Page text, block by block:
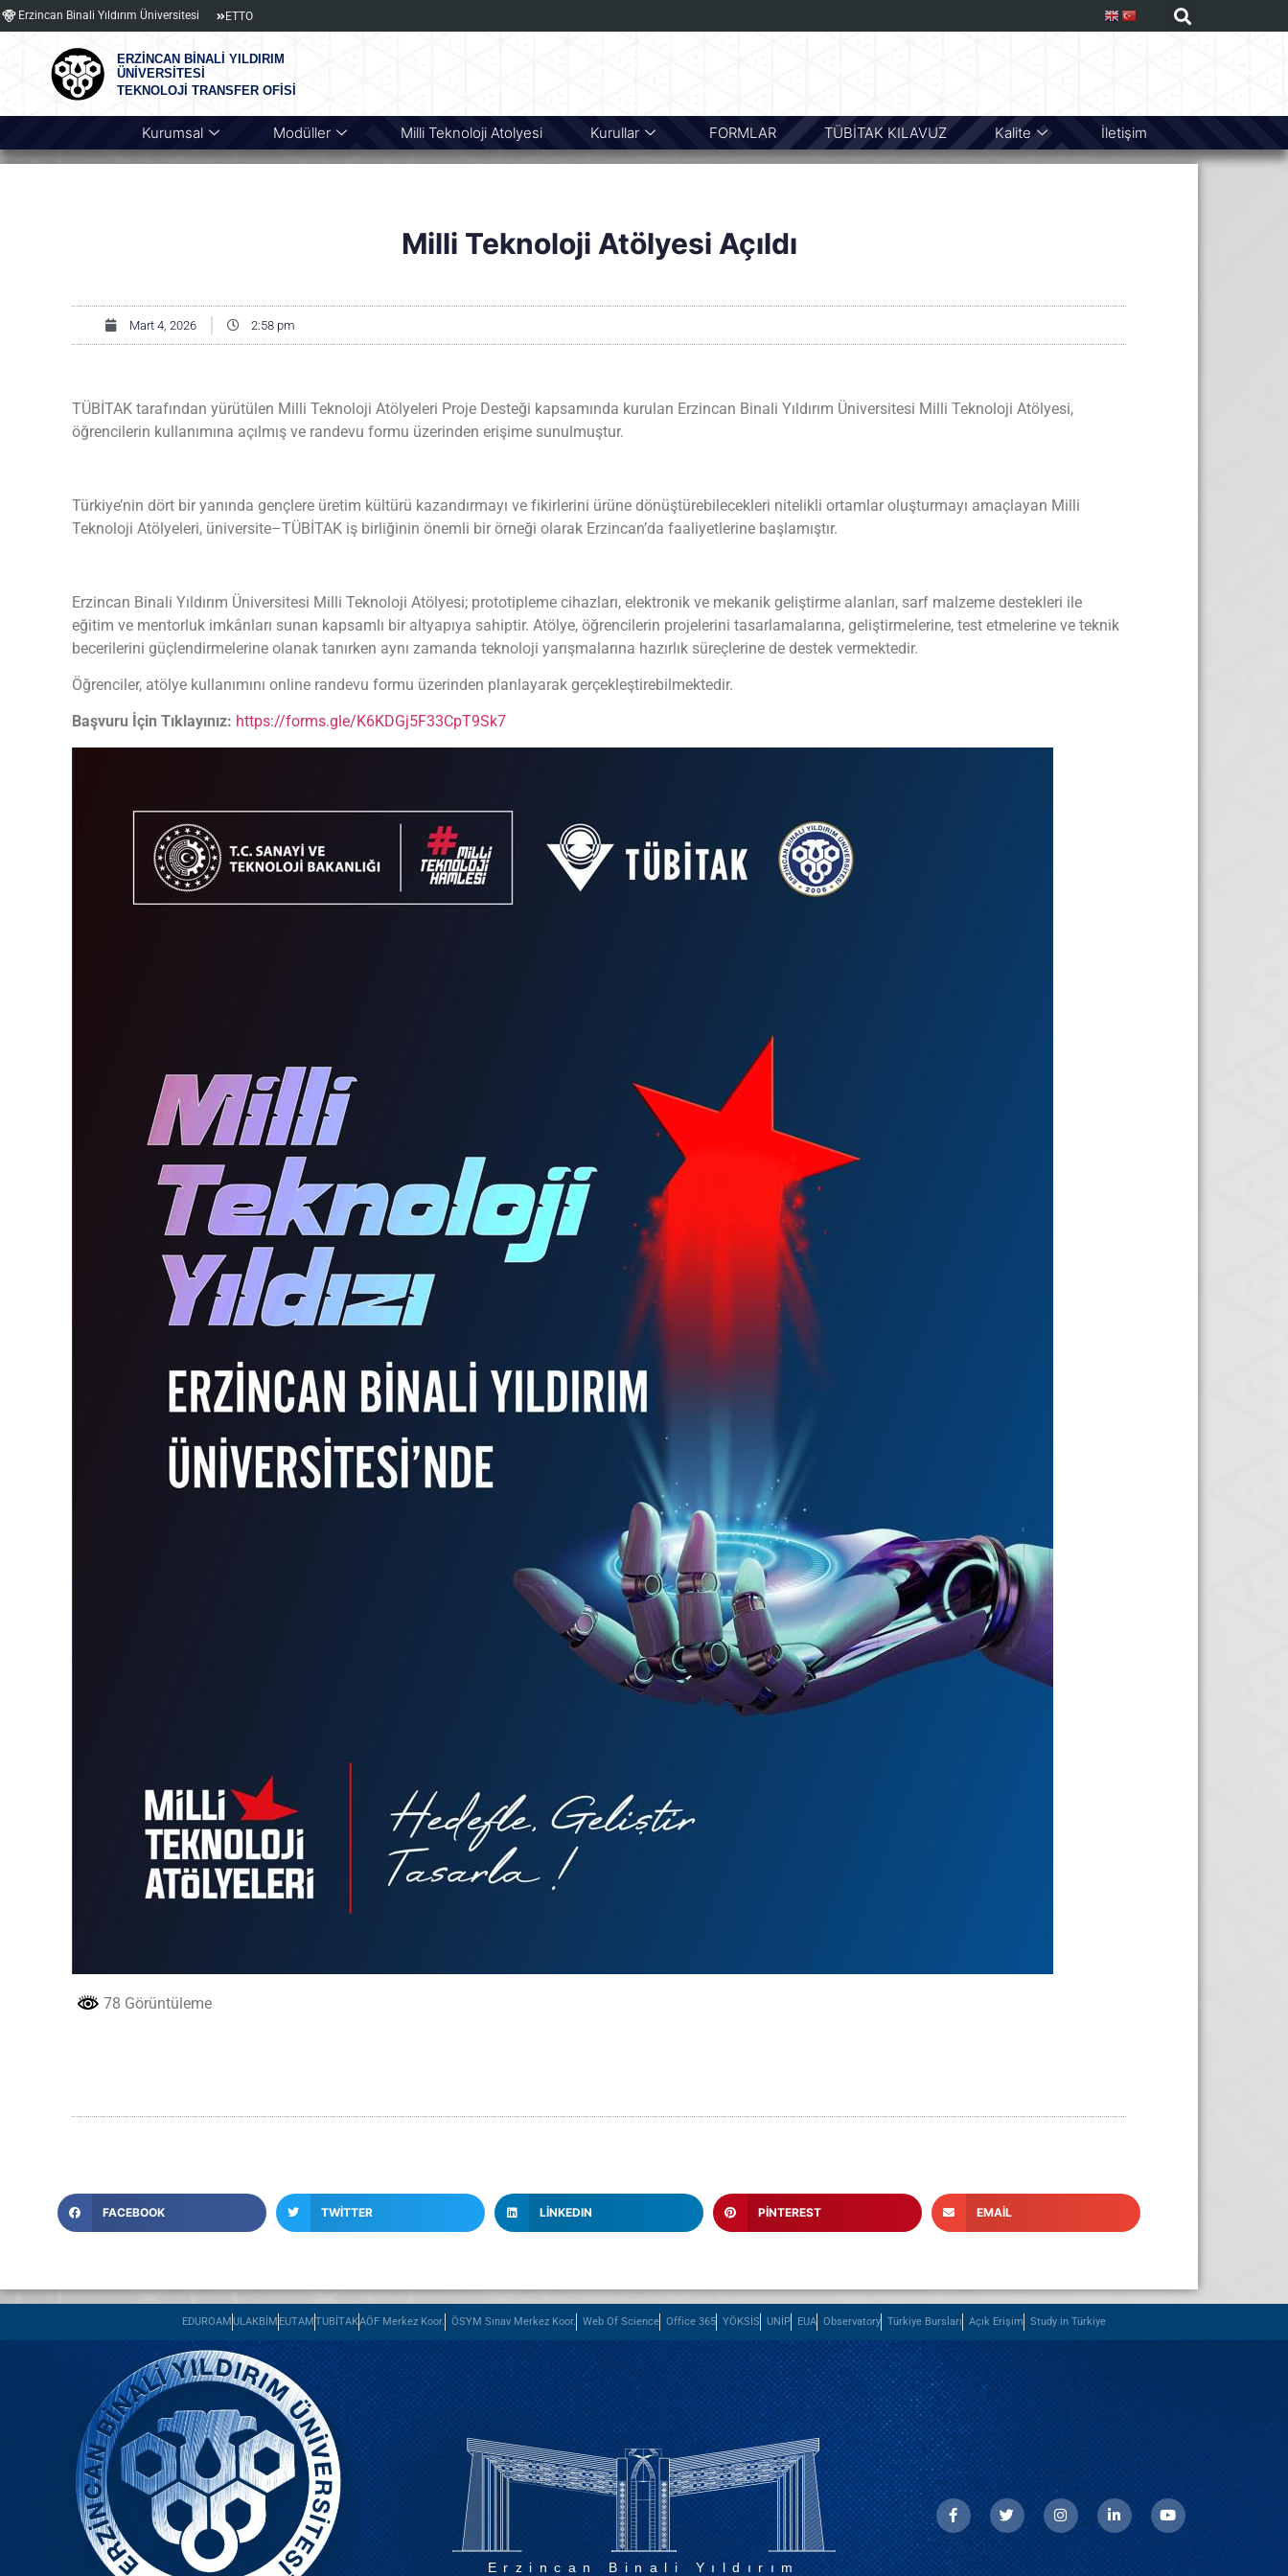
Erzincan Binali Yıldırım Üniversitesi ETTO
ERZİNCAN BİNALİ YILDIRIM
ÜNİVERSİTESİ
TEKNOLOJİ TRANSFER OFİSİ
Kurumsal Modüller Milli Teknoloji Atolyesi Kurullar FORMLAR TÜBİTAK KILAVUZ Kalite İletişim
Milli Teknoloji Atölyesi Açıldı
Mart 4, 2026 2:58 pm
TÜBİTAK tarafından yürütülen Milli Teknoloji Atölyeleri Proje Desteği kapsamında kurulan Erzincan Binali Yıldırım Üniversitesi Milli Teknoloji Atölyesi,
öğrencilerin kullanımına açılmış ve randevu formu üzerinden erişime sunulmuştur.
Türkiye’nin dört bir yanında gençlere üretim kültürü kazandırmayı ve fikirlerini ürüne dönüştürebilecekleri nitelikli ortamlar oluşturmayı amaçlayan Milli
Teknoloji Atölyeleri, üniversite–TÜBİTAK iş birliğinin önemli bir örneği olarak Erzincan’da faaliyetlerine başlamıştır.
Erzincan Binali Yıldırım Üniversitesi Milli Teknoloji Atölyesi; prototipleme cihazları, elektronik ve mekanik geliştirme alanları, sarf malzeme destekleri ile
eğitim ve mentorluk imkânları sunan kapsamlı bir altyapıya sahiptir. Atölye, öğrencilerin projelerini tasarlamalarına, geliştirmelerine, test etmelerine ve teknik
becerilerini güçlendirmelerine olanak tanırken aynı zamanda teknoloji yarışmalarına hazırlık süreçlerine de destek vermektedir.
Öğrenciler, atölye kullanımını online randevu formu üzerinden planlayarak gerçekleştirebilmektedir.
Başvuru İçin Tıklayınız: https://forms.gle/K6KDGj5F33CpT9Sk7
78 Görüntüleme
FACEBOOK TWITTER LINKEDIN PINTEREST EMAIL
EDUROAM ULAKBİM EUTAM TUBİTAKAÖF Merkez Koor. ÖSYM Sınav Merkez Koor. Web Of Science Office 365 YÖKSİS UNİP EUA Observatory Türkiye Bursları Açık Erişim Study in Türkiye
Erzincan Binali Yıldırım